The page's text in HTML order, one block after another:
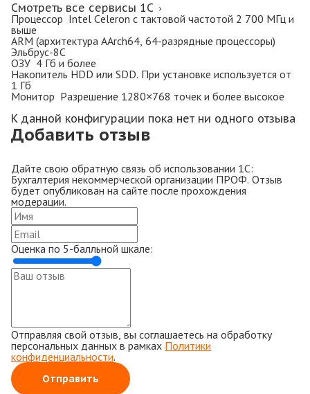
Смотреть все сервисы 1C
Процессор Intel Celeron с тактовой частотой 2 700 МГц и
выше
ARM (архитектура AArch64, 64-разрядные процессоры)
Эльбрус-8С
ОЗУ 4 Гб и более
Накопитель HDD или SDD. При установке используется от
1 Гб
Монитор Разрешение 1280×768 точек и более высокое
К данной конфигурации пока нет ни одного отзыва
Добавить отзыв
Дайте свою обратную связь об использовании 1С:
Бухгалтерия некоммерческой организации ПРОФ. Отзыв
будет опубликован на сайте после прохождения
модерации.
Оценка по 5-балльной шкале:
Отправляя свой отзыв, вы соглашаетесь на обработку
персональных данных в рамках Политики
конфиденциальности.
Отправить